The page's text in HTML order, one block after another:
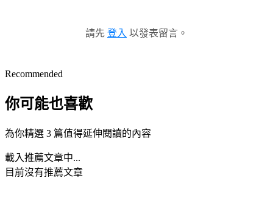
請先 登入 以發表留言。
Recommended
你可能也喜歡
為你精選 3 篇值得延伸閱讀的內容
載入推薦文章中...
目前沒有推薦文章